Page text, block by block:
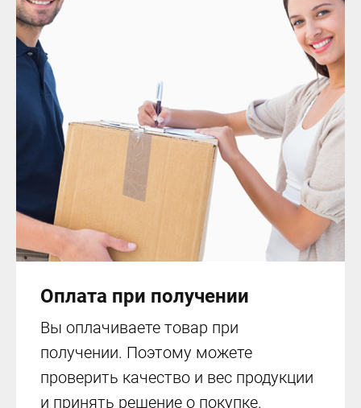
Оплата при получении
Вы оплачиваете товар при
получении. Поэтому можете
проверить качество и вес продукции
и принять решение о покупке.